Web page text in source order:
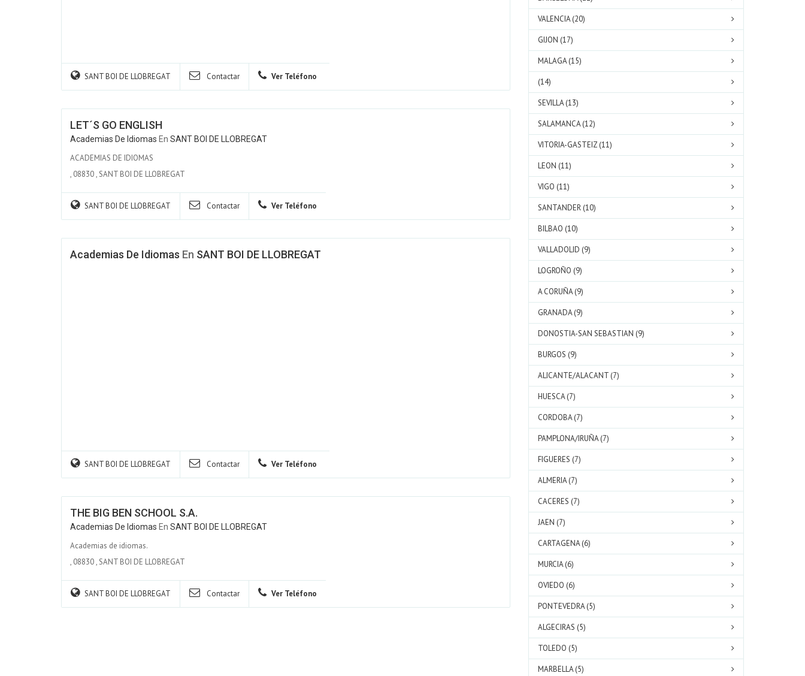
SANT BOI DE LLOBREGAT Contactar Ver Teléfono
LET´S GO ENGLISH
Academias De Idiomas En SANT BOI DE LLOBREGAT
ACADEMIAS DE IDIOMAS
, 08830,SANT BOI DE LLOBREGAT
SANT BOI DE LLOBREGAT Contactar Ver Teléfono
Academias De Idiomas En SANT BOI DE LLOBREGAT
SANT BOI DE LLOBREGAT Contactar Ver Teléfono
THE BIG BEN SCHOOL S.A.
Academias De Idiomas En SANT BOI DE LLOBREGAT
Academias de idiomas.
, 08830,SANT BOI DE LLOBREGAT
SANT BOI DE LLOBREGAT Contactar Ver Teléfono
VALENCIA (20)
GIJON (17)
MALAGA (15)
(14)
SEVILLA (13)
SALAMANCA (12)
VITORIA-GASTEIZ (11)
LEON (11)
VIGO (11)
SANTANDER (10)
BILBAO (10)
VALLADOLID (9)
LOGROÑO (9)
A CORUÑA (9)
GRANADA (9)
DONOSTIA-SAN SEBASTIAN (9)
BURGOS (9)
ALICANTE/ALACANT (7)
HUESCA (7)
CORDOBA (7)
PAMPLONA/IRUÑA (7)
FIGUERES (7)
ALMERIA (7)
CACERES (7)
JAEN (7)
CARTAGENA (6)
MURCIA (6)
OVIEDO (6)
PONTEVEDRA (5)
ALGECIRAS (5)
TOLEDO (5)
MARBELLA (5)